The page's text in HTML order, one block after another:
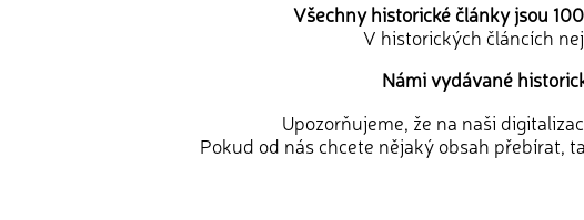
Všechny historické články jsou
V historických článcích
Námi vydávané
Upozorňujeme, že na naši
Pokud od nás chcete nějaký obsah přebírat,